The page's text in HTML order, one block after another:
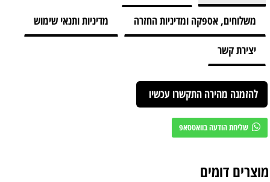
משלוחים, אספקה ומדיניות החזרה מדיניות ותנאי שימוש
יצירת קשר
להזמנה מהירה התקשרו עכשיו
שליחת הודעה בוואטסאפ
מוצרים דומים